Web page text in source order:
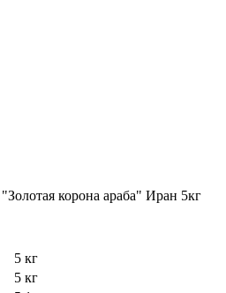
5 кг
5 кг